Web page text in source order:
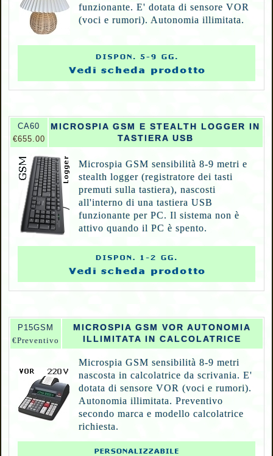
funzionante. E' dotata di sensore VOR
(voci e rumori). Autonomia illimitata.
CA60
€655.00
MICROSPIA GSM E STEALTH LOGGER IN
TASTIERA USB
Microspia GSM sensibilità 8-9 metri e
stealth logger (registratore dei tasti
premuti sulla tastiera), nascosti
all'interno di una tastiera USB
funzionante per PC. Il sistema non è
attivo quando il PC è spento.
P 15GSM
€Preventivo
MICROSPIA GSM VOR AUTONOMIA
ILLIMITATA IN CALCOLATRICE
Microspia GSM sensibilità 8-9 metri
nascosta in calcolatrice da scrivania. E'
dotata di sensore VOR (voci e rumori).
Autonomia illimitata. Preventivo
secondo marca e modello calcolatrice
richiesta.